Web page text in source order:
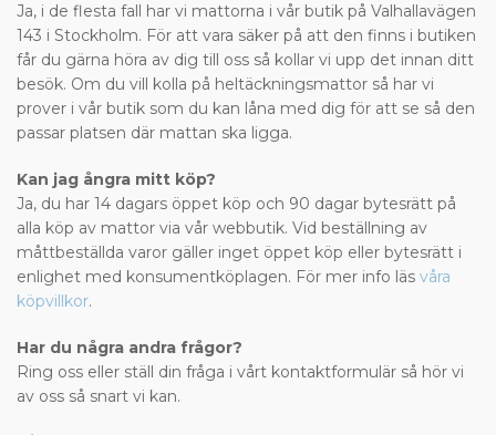
Ja, i de flesta fall har vi mattorna i vår butik på Valhallavägen
143 i Stockholm. För att vara säker på att den finns i butiken
får du gärna höra av dig till oss så kollar vi upp det innan ditt
besök. Om du vill kolla på heltäckningsmattor så har vi
prover i vår butik som du kan låna med dig för att se så den
passar platsen där mattan ska ligga.
Kan jag ångra mitt köp?
Ja, du har 14 dagars öppet köp och 90 dagar bytesrätt på
alla köp av mattor via vår webbutik. Vid beställning av
måttbeställda varor gäller inget öppet köp eller bytesrätt i
enlighet med konsumentköplagen. För mer info läs våra
köpvillkor.
Har du några andra frågor?
Ring oss eller ställ din fråga i vårt kontaktformulär så hör vi
av oss så snart vi kan.